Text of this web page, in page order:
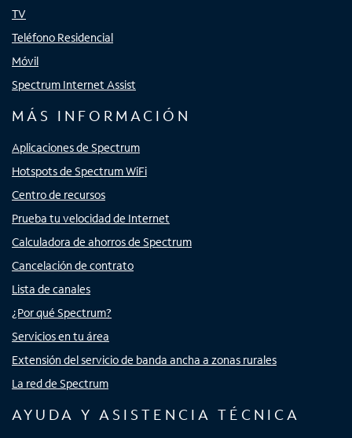
TV
Teléfono Residencial
Móvil
Spectrum Internet Assist
MÁS INFORMACIÓN
Aplicaciones de Spectrum
Hotspots de Spectrum WiFi
Centro de recursos
Prueba tu velocidad de Internet
Calculadora de ahorros de Spectrum
Cancelación de contrato
Lista de canales
¿Por qué Spectrum?
Servicios en tu área
Extensión del servicio de banda ancha a zonas rurales
La red de Spectrum
AYUDA Y ASISTENCIA TÉCNICA